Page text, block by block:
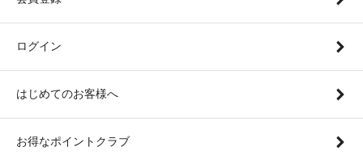
ログイン
はじめてのお客様へ
お得なポイントクラブ